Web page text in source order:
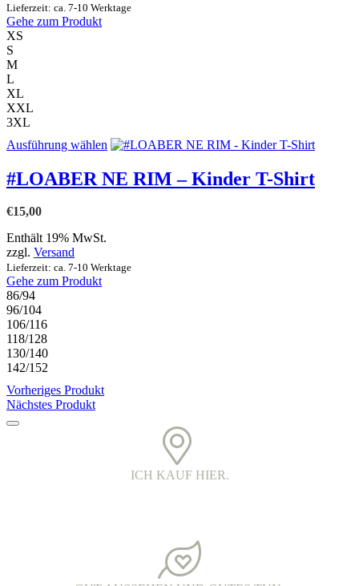
auf
Lieferzeit: ca. 7-10 Werktage
Gehe zum Produkt
XS
S
M
L
XL
XXL
3XL
Ausführung wählen Dieses
weist
mehrere
auf
#LOABER NE RIM – Kinder T-Shirt
€15,00
Enthält 19% MwSt.
zzgl. Versand
Lieferzeit: ca. 7-10 Werktage
Gehe zum Produkt
86/94
96/104
106/116
118/128
130/140
142/152
Vorheriges Produkt
Nächstes Produkt
ICH KAUF HIER.